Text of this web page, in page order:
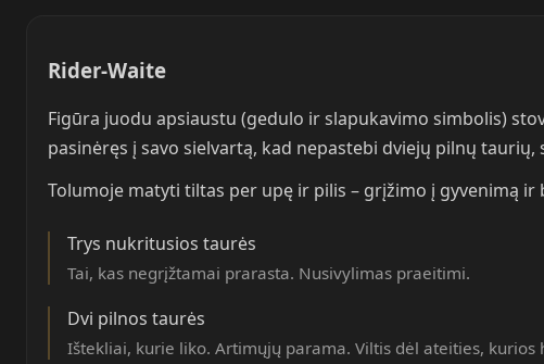
Rider-Waite
Figūra juodu apsiaustu (gedulo ir slapukavimo simbolis)
pasinėręs į savo sielvartą, kad nepastebi dviejų pilnų
Tolumoje matyti tiltas per upę ir pilis – grįžimo į gyvenimą
Trys nukritusios taurės
Tai, kas negrįžtamai prarasta. Nusivylimas praeitimi.
Dvi pilnos taurės
Ištekliai, kurie liko. Artimųjų parama. Viltis dėl ateities, kurios